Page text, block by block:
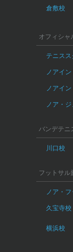
倉敷校
オフィシャ
テニス
ノアイ
ノアイ
ノア・
バンデテニ
川口校
フットサル
ノア・
久宝寺校
横浜校